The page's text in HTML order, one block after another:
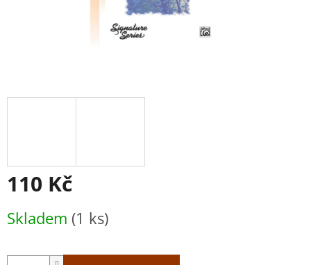
110 Kč
cena:
Skladem (1 ks)